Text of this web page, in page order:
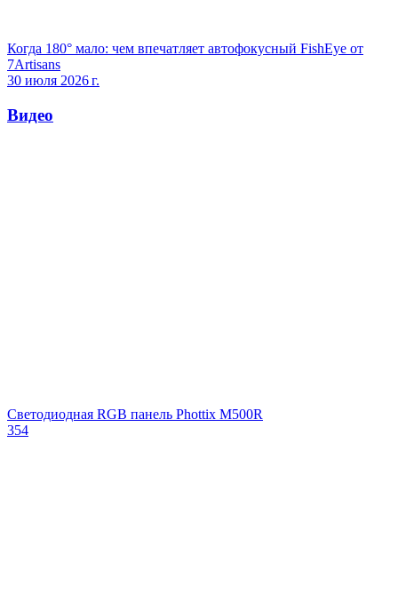
Когда 180° мало: чем впечатляет автофокусный FishEye от
7Artisans
30 июля 2026 г.
Видео
Светодиодная RGB панель Phottix M500R
354